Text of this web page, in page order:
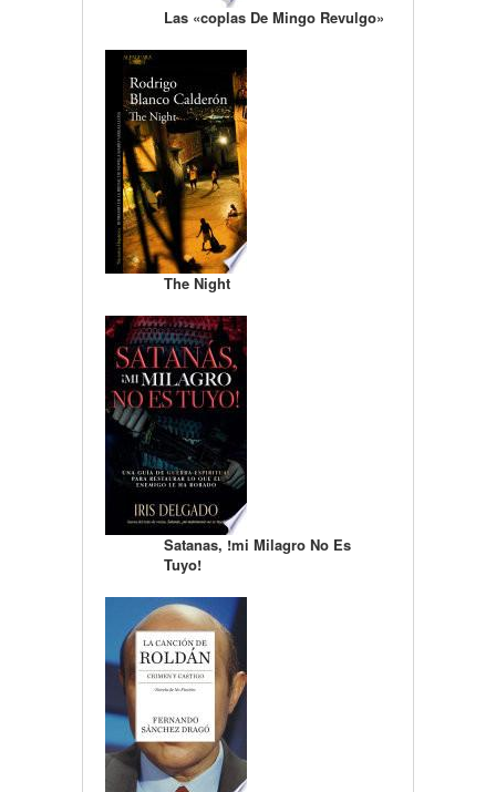
Las «coplas De Mingo Revulgo»
The Night
Satanas, !mi Milagro No Es
Tuyo!